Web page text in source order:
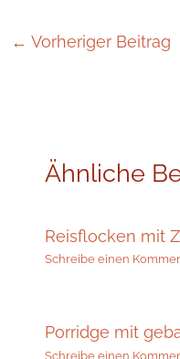
← Vorheriger Beitrag
Ähnliche
Reisflocken mit
Schreibe einen
Porridge mit
Schreibe einen